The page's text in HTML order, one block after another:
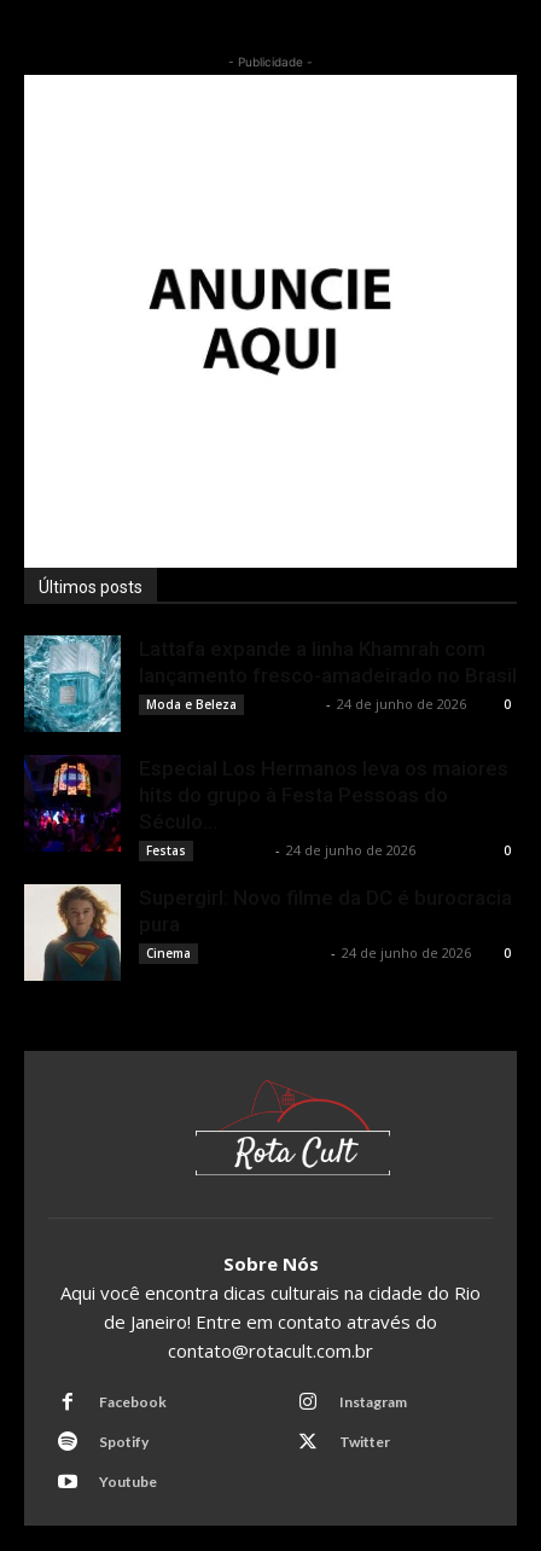
- Publicidade -
Últimos posts
Moda e Beleza - 24 de junho de 2026 0
Festas - 24 de junho de 2026 0
Cinema - 24 de junho de 2026 0
Sobre Nós
Aqui você encontra dicas culturais na cidade do Rio
de Janeiro! Entre em contato através do
contato@rotacult.com.br
Facebook Instagram
Spotify Twitter
Youtube